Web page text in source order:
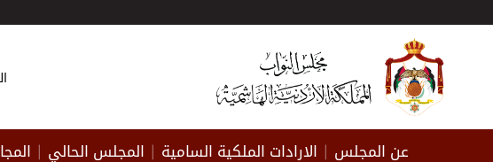
عن المجلس الارادات الملكية السامية المجلس الحالي